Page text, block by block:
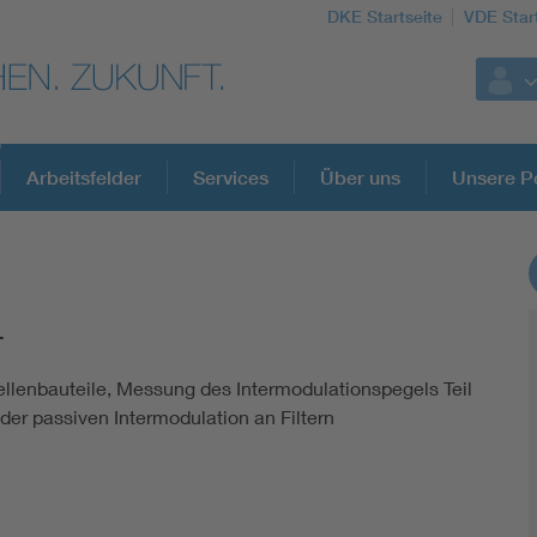
DKE Startseite VDE
DKE Fachinformationen im Kontext der
Circular Economy für mehr Ressourceneffizienz
Arbeitsfelder Services Über uns Unsere
Messung des Intermodulationspegels Teil
passiven Intermodulation an Filtern